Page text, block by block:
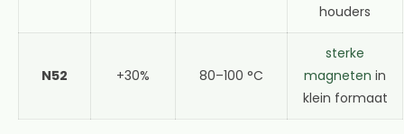
houders
N52 +30% 80–100 °C
sterke
magneten in
klein formaat